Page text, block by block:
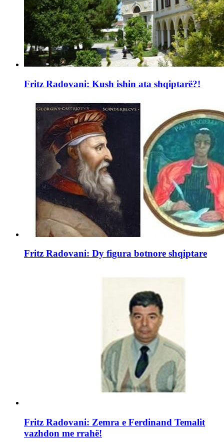
Fritz Radovani: Kush ishin ata shqiptarë?!
Fritz Radovani: Dy figura botnore shqiptare
Fritz Radovani: Zemra e Ferdinand Temalit
vazhdon me rrahë!